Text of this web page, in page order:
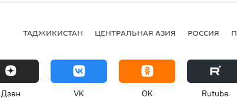
ТАДЖИКИСТАН ЦЕНТРАЛЬНАЯ АЗИЯ РОССИЯ
Дзен VK OK Rutube